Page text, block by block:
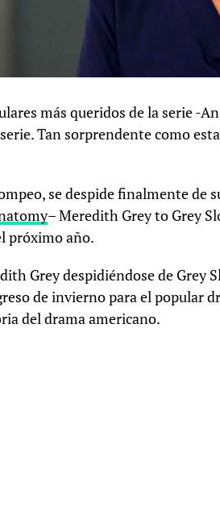
más queridos de la serie -
Tan sorprendente como
se despide finalmente de
– Meredith Grey to Grey
próximo año.
Grey despidiéndose de Grey
de invierno para el popular
del drama americano.